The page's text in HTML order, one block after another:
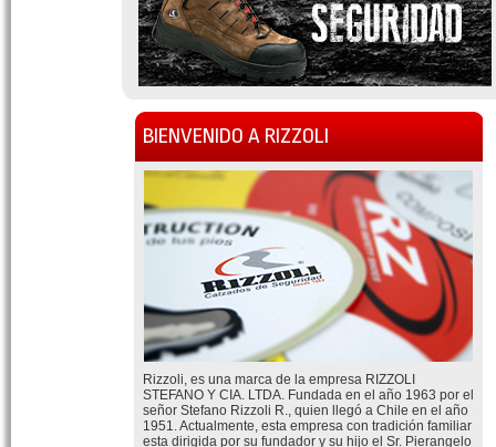
BIENVENIDO A RIZZOLI
Rizzoli, es una marca de la empresa RIZZOLI
STEFANO Y CIA. LTDA. Fundada en el año 1963 por el
señor Stefano Rizzoli R., quien llegó a Chile en el año
1951. Actualmente, esta empresa con tradición familiar
esta dirigida por su fundador y su hijo el Sr. Pierangelo